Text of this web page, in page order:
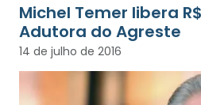
Michel Temer libera
Adutora do Agreste
14 de julho de 2016